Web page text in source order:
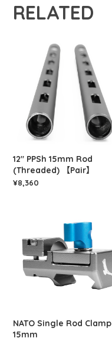
RELATED
12" PPSh 15mm Rod
(Threaded) 【Pair】
¥8,360
NATO Single Rod Clamp
15mm